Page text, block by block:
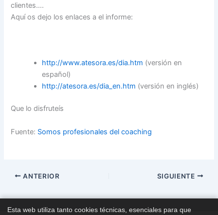
clientes….
Aquí os dejo los enlaces a el informe:
http://www.atesora.es/dia.htm (versión en
español)
http://atesora.es/dia_en.htm (versión en inglés)
Que lo disfruteís
Fuente: Somos profesionales del coaching
ANTERIOR SIGUIENTE
Esta web utiliza tanto cookies técnicas, esenciales para que